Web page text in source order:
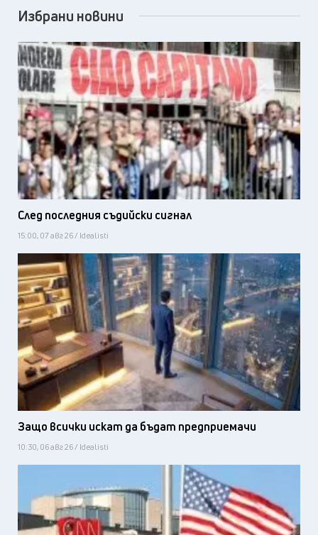
Избрани новини
След последния съдийски сигнал
15:00, 07 авг 26 / Idealisti
Защо всички искат да бъдат предприемачи
10:30, 06 авг 26 / Idealisti